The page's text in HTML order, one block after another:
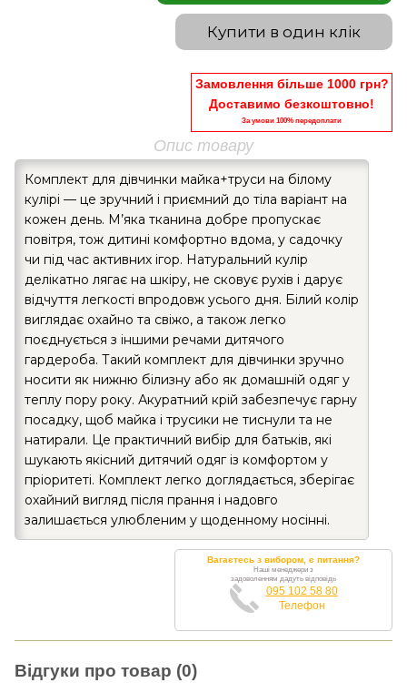
Купити в один клік
Замовлення більше 1000 грн?
Доставимо безкоштовно!
За умови 100% передоплати
Опис товару
Комплект для дівчинки майка+труси на білому
кулірі — це зручний і приємний до тіла варіант на
кожен день. М’яка тканина добре пропускає
повітря, тож дитині комфортно вдома, у садочку
чи під час активних ігор. Натуральний кулір
делікатно лягає на шкіру, не сковує рухів і дарує
відчуття легкості впродовж усього дня. Білий колір
виглядає охайно та свіжо, а також легко
поєднується з іншими речами дитячого
гардероба. Такий комплект для дівчинки зручно
носити як нижню білизну або як домашній одяг у
теплу пору року. Акуратний крій забезпечує гарну
посадку, щоб майка і трусики не тиснули та не
натирали. Це практичний вибір для батьків, які
шукають якісний дитячий одяг із комфортом у
пріоритеті. Комплект легко доглядається, зберігає
охайний вигляд після прання і надовго
залишається улюбленим у щоденному носінні.
Вагаєтесь з вибором, є питання?
Наші менеджери з
задоволенням дадуть відповідь
095 102 58 80
Телефон
Відгуки про товар (0)